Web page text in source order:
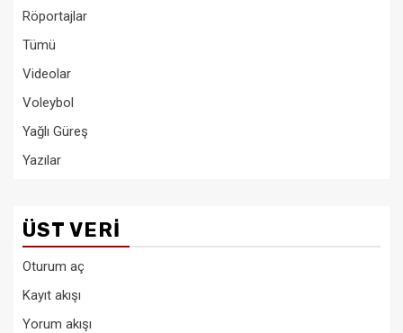
Röportajlar
Tümü
Videolar
Voleybol
Yağlı Güreş
Yazılar
ÜST VERI
Oturum aç
Kayıt akışı
Yorum akışı